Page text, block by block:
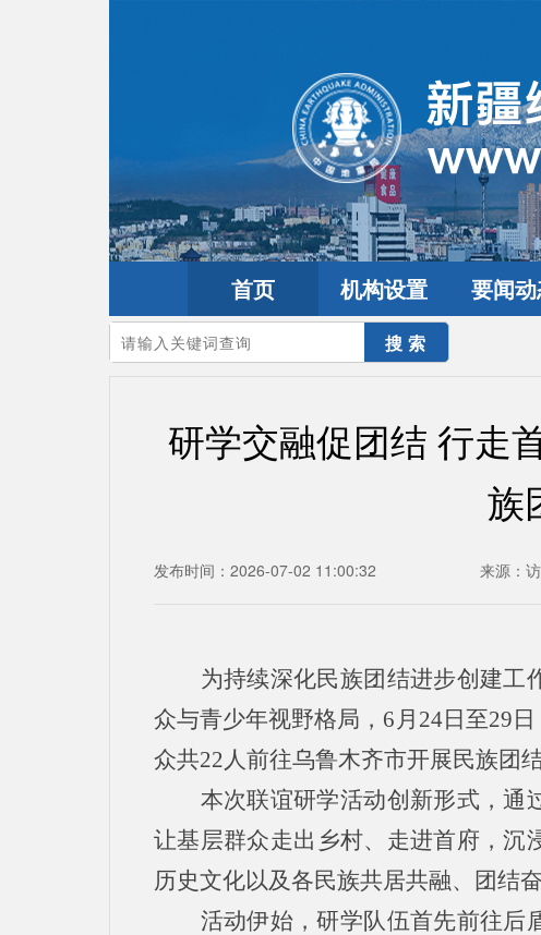
首页 机构设置 要闻
您的当前位置：首页>要闻动态
研学交融促团结 行
族
发布时间：2026-07-02 11:00:32 来源：
为持续深化民族团结进步创建工
众与青少年视野格局，6月24日至29
众共22人前往乌鲁木齐市开展民族团
本次联谊研学活动创新形式，通
让基层群众走出乡村、走进首府，沉
历史文化以及各民族共居共融、团结
活动伊始，研学队伍首先前往后